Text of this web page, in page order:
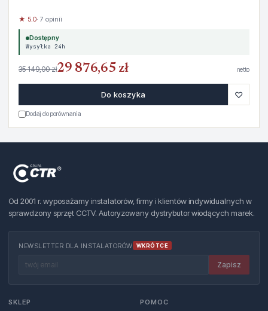
★ 5.0· 7 opinii
Dostępny
Wysyłka 24h
35 149,00 zł29 876,65 zł netto
Do koszyka ♡
Dodaj do porównania
Od 2001 r. wyposażamy instalatorów, firmy i klientów indywidualnych w
sprawdzony sprzęt CCTV. Autoryzowany dystrybutor wiodących marek.
NEWSLETTER DLA INSTALATORÓW WKRÓTCE
Zapisz
SKLEP POMOC